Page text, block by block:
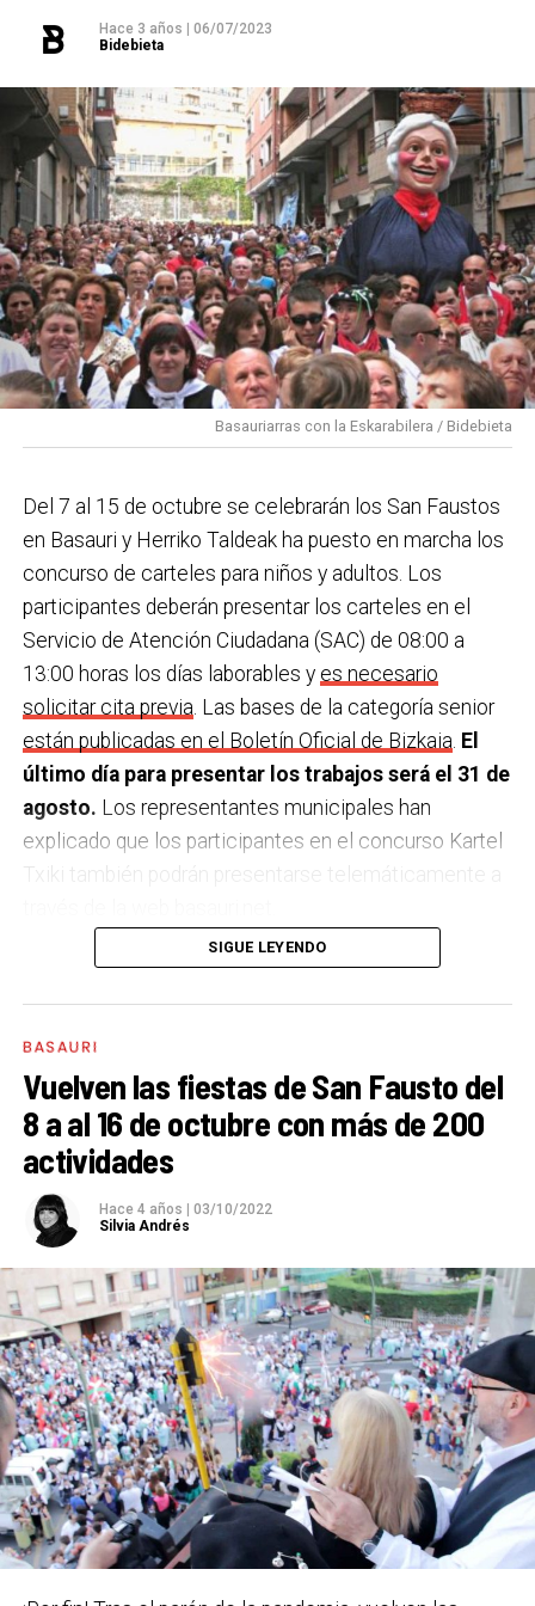
Hace 3 años
06/07/2023
Bidebieta
Basauriarras con la Eskarabilera / Bidebieta
Del 7 al 15 de octubre se celebrarán los San Faustos
en Basauri y Herriko Taldeak ha puesto en marcha los
concurso de carteles para niños y adultos. Los
participantes deberán presentar los carteles en el
Servicio de Atención Ciudadana (SAC) de 08:00 a
13:00 horas los días laborables y es necesario
solicitar cita previa . Las bases de la categoría senior
están publicadas en el Boletín Oficial de Bizkaia El
último día para presentar los trabajos será el 31 de
agosto. Los representantes municipales han
explicado que los participantes en el concurso Kartel
Txiki también podrán presentarse telemáticamente a
El único requisito para participar en el concurso es el
siguiente texto figure en el cartel. Además, los
Basauri.:
SAN FAUSTO 2023
BASAURI
7 octubre – 15 octubre
SIGUE LEYENDO
BASAURI
Vuelven las fiestas de San Fausto del
8 a al 16 de octubre con más de 200
actividades
Hace 4 años | 03/10/2022
Silvia Andrés